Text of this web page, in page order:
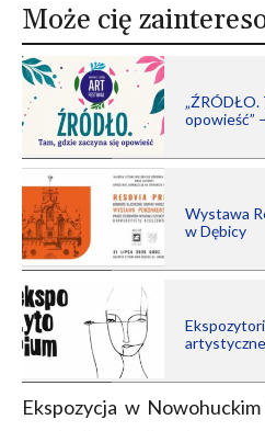
Może cię
„ŹRÓDŁO.
opowieść”
Wystawa
w Dębicy
Ekspozycja w